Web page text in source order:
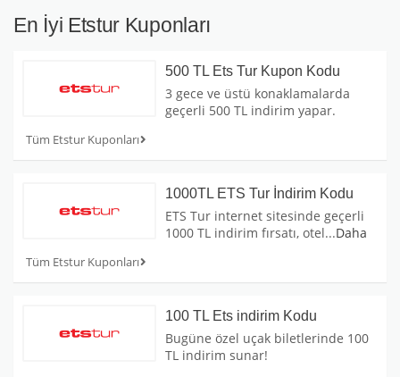
En İyi Etstur Kuponları
Tüm Etstur Kuponları
500 TL Ets Tur Kupon Kodu
3 gece ve üstü konaklamalarda
geçerli 500 TL indirim yapar.
Tüm Etstur Kuponları
1000TL ETS Tur İndirim Kodu
ETS Tur internet sitesinde geçerli
1000 TL indirim fırsatı, otel...Daha
100 TL Ets indirim Kodu
Bugüne özel uçak biletlerinde 100
TL indirim sunar!